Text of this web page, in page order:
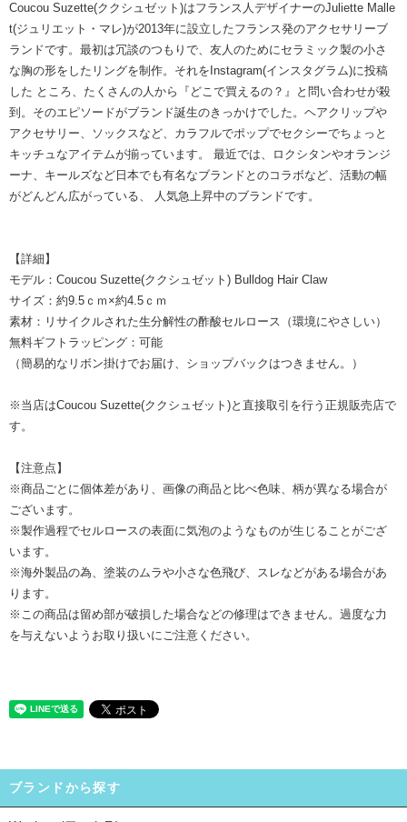
Coucou Suzette(ククシュゼット)はフランス人デザイナーのJuliette Malle
t(ジュリエット・マレ)が2013年に設立したフランス発のアクセサリーブ
ランドです。最初は冗談のつもりで、友人のためにセラミック製の小さ
な胸の形をしたリングを制作。それをInstagram(インスタグラム)に投稿
した ところ、たくさんの人から『どこで買えるの？』と問い合わせが殺
到。そのエピソードがブランド誕生のきっかけでした。ヘアクリップや
アクセサリー、ソックスなど、カラフルでポップでセクシーでちょっと
キッチュなアイテムが揃っています。 最近では、ロクシタンやオランジ
ーナ、キールズなど日本でも有名なブランドとのコラボなど、活動の幅
がどんどん広がっている、 人気急上昇中のブランドです。
【詳細】
モデル：Coucou Suzette(ククシュゼット) Bulldog Hair Claw
サイズ：約9.5ｃｍ×約4.5ｃｍ
素材：リサイクルされた生分解性の酢酸セルロース（環境にやさしい）
無料ギフトラッピング：可能
（簡易的なリボン掛けでお届け、ショップバックはつきません。）
※当店はCoucou Suzette(ククシュゼット)と直接取引を行う正規販売店で
す。
【注意点】
※商品ごとに個体差があり、画像の商品と比べ色味、柄が異なる場合が
ございます。
※製作過程でセルロースの表面に気泡のようなものが生じることがござ
います。
※海外製品の為、塗装のムラや小さな色飛び、スレなどがある場合があ
ります。
※この商品は留め部が破損した場合などの修理はできません。過度な力
を与えないようお取り扱いにご注意ください。
ブランドから探す